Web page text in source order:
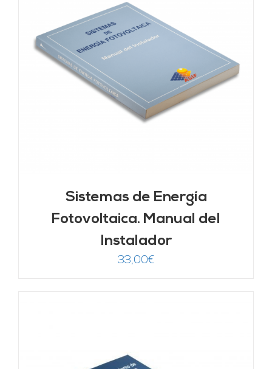
Sistemas de Energía
Fotovoltaica. Manual del
Instalador
33,00€